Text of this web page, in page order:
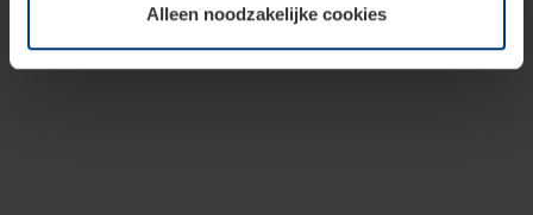
wijzigen of herroepen.Alleen noodzakelijke cookies